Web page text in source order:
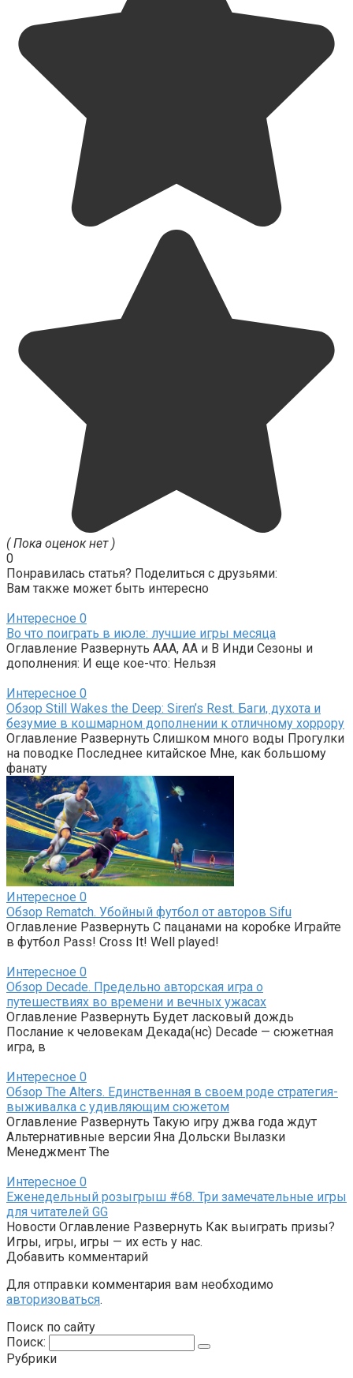
( Пока оценок нет )
0
Понравилась статья? Поделиться с друзьями:
Вам также может быть интересно
Интересное 0
Во что поиграть в июле: лучшие игры месяца
Оглавление Развернуть AAA, AA и B Инди Сезоны и
дополнения: И еще кое-что: Нельзя
Интересное 0
Обзор Still Wakes the Deep: Siren’s Rest. Баги, духота и
безумие в кошмарном дополнении к отличному хоррору
Оглавление Развернуть Слишком много воды Прогулки
на поводке Последнее китайское Мне, как большому
фанату
Интересное 0
Обзор Rematch. Убойный футбол от авторов Sifu
Оглавление Развернуть С пацанами на коробке Играйте
в футбол Pass! Cross It! Well played!
Интересное 0
Обзор Decade. Предельно авторская игра о
путешествиях во времени и вечных ужасах
Оглавление Развернуть Будет ласковый дождь
Послание к человекам Декада(нс) Decade — сюжетная
игра, в
Интересное 0
Обзор The Alters. Единственная в своем роде стратегия-
выживалка с удивляющим сюжетом
Оглавление Развернуть Такую игру джва года ждут
Альтернативные версии Яна Дольски Вылазки
Менеджмент The
Интересное 0
Еженедельный розыгрыш #68. Три замечательные игры
для читателей GG
Новости Оглавление Развернуть Как выиграть призы?
Игры, игры, игры — их есть у нас.
Добавить комментарий
Для отправки комментария вам необходимо
авторизоваться.
Поиск по сайту
Поиск:
Рубрики